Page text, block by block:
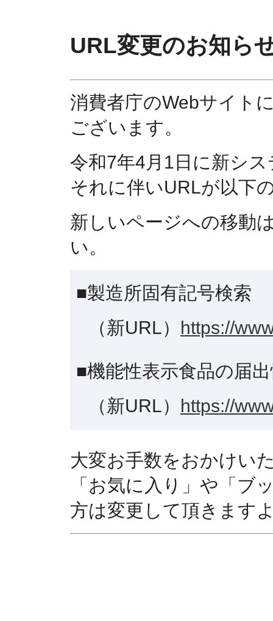
URL変更のお知ら
消費者庁のWebサイト
ございます。
令和7年4月1日に新シ
それに伴いURLが以下
新しいページへの移動
い。
■製造所固有記号検索
（新URL） https://
■機能性表示食品の届
（新URL） https://
大変お手数をおかけい
「お気に入り」や「ブ
方は変更して頂きます